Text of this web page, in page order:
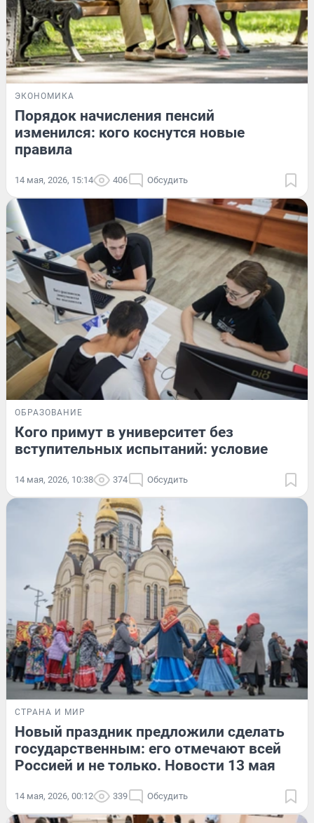
ЭКОНОМИКА
Порядок начисления пенсий
изменился: кого коснутся новые
правила
14 мая, 2026, 15:14 406 Обсудить
ОБРАЗОВАНИЕ
Кого примут в университет без
вступительных испытаний: условие
14 мая, 2026, 10:38 374 Обсудить
СТРАНА И МИР
Новый праздник предложили сделать
государственным: его отмечают всей
Россией и не только. Новости 13 мая
14 мая, 2026, 00:12 339 Обсудить